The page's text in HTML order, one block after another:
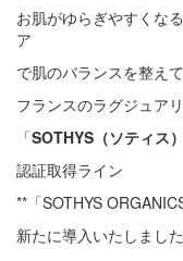
お肌がゆらぎやすくな
ア
で肌のバランスを整え
フランスのラグジュア
「SOTHYS （ソティス）
認証取得ライン
**「SOTHYS
新たに導入いたしました